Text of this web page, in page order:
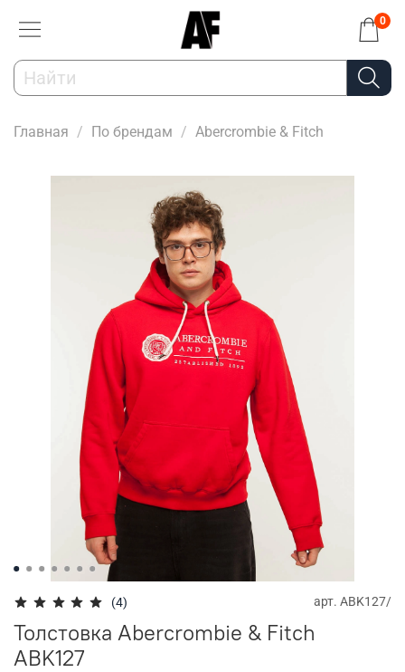
0
Главная По брендам Abercrombie & Fitch
(4) арт. ABK127/
Толстовка Abercrombie & Fitch
ABK127